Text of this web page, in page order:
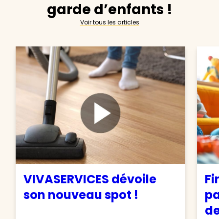
garde d’enfants !
Voir tous les articles
VIVASERVICES dévoile
son nouveau spot !